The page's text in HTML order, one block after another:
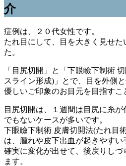
介
症例は、２０代女性です。
たれ目にして、目を大きく見せ
た。
「目尻切開」と「下眼瞼下制術
スライン形成)」とで、目を外側
優しいご印象のお目元を目指すこ
目尻切開は、１週間は目尻に糸
でもないケースが多いです。
下眼瞼下制術 皮膚切開法(たれ目
は、腫れや皮下出血が起きやすい
確実に変化が出せて、後戻りしづ
ます。